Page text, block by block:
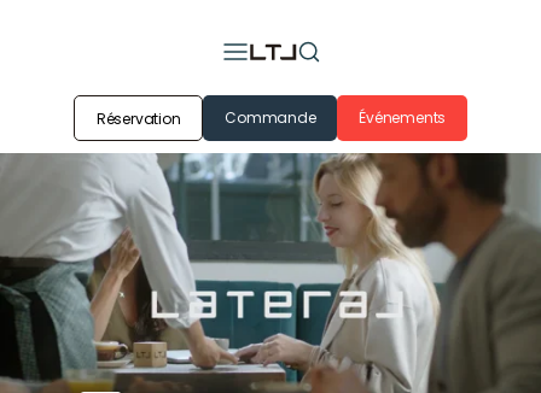
Réservation Commande Événements